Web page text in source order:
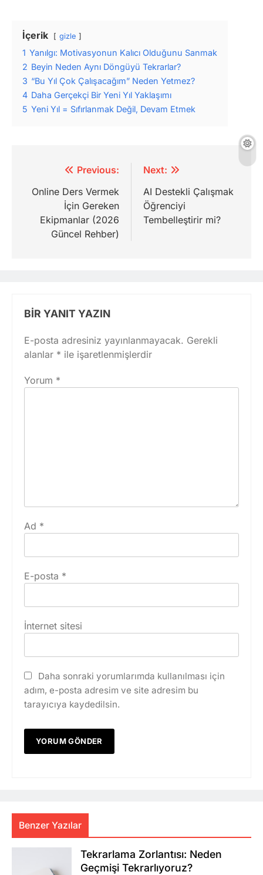
İçerik gizle
1 Yanılgı: Motivasyonun Kalıcı Olduğunu Sanmak
2 Beyin Neden Aynı Döngüyü Tekrarlar?
3 “Bu Yıl Çok Çalışacağım” Neden Yetmez?
4 Daha Gerçekçi Bir Yeni Yıl Yaklaşımı
5 Yeni Yıl = Sıfırlanmak Değil, Devam Etmek
gezinmesi
Previous:
Online Ders Vermek
İçin Gereken
Ekipmanlar (2026
Güncel Rehber)
Next:
AI Destekli Çalışmak
Öğrenciyi
Tembelleştirir mi?
BIR YANIT YAZIN
E-posta adresiniz yayınlanmayacak. Gerekli
alanlar * ile işaretlenmişlerdir
Yorum *
Ad *
E-posta *
İnternet sitesi
Daha sonraki yorumlarımda kullanılması için
adım, e-posta adresim ve site adresim bu
tarayıcıya kaydedilsin.
Benzer Yazılar
Tekrarlama Zorlantısı: Neden
Geçmişi Tekrarlıyoruz?